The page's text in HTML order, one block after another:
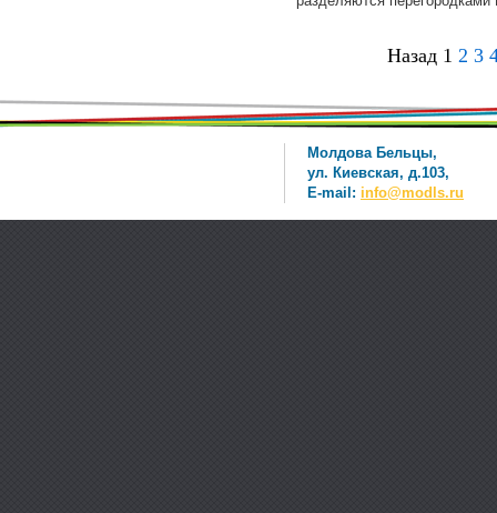
Назад 1 2 3
Молдова Бельцы,
ул. Киевская, д.103,
E-mail: info@modls.ru